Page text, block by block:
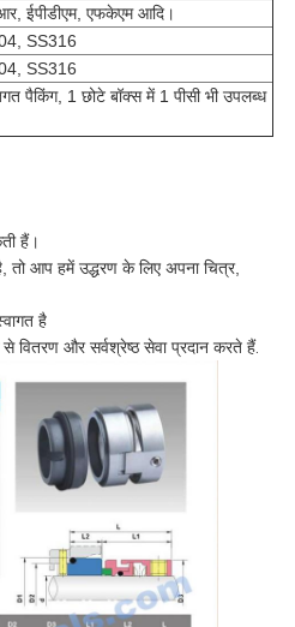
ईपीडीएम, एफकेएम आदि।
SS316
SS316
पैकिंग, 1 छोटे बॉक्स में 1 पीसी भी उपलब्ध
हैं।
आप हमें उद्धरण के लिए अपना चित्र,
है
वितरण और सर्वश्रेष्ठ सेवा प्रदान करते हैं.